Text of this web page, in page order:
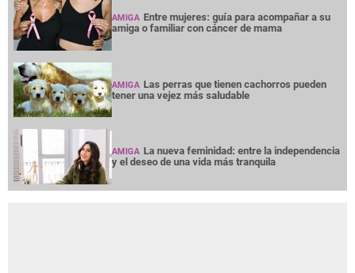
AMIGA Entre mujeres: guía para acompañar a su
amiga o familiar con cáncer de mama
AMIGA Las perras que tienen cachorros pueden
tener una vejez más saludable
AMIGA La nueva feminidad: entre la independencia
y el deseo de una vida más tranquila